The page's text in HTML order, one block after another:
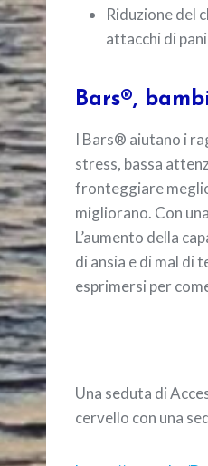
Riduzione del
attacchi di
Bars®,
I Bars® aiutano i
stress, bassa
fronteggiare
migliorano. Con
L’aumento della
di ansia e di mal di
esprimersi per
Una seduta di
cervello con una